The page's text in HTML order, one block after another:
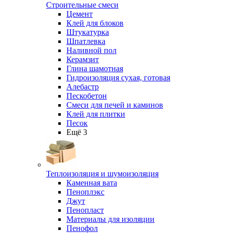
Строительные смеси
Цемент
Клей для блоков
Штукатурка
Шпатлевка
Наливной пол
Керамзит
Глина шамотная
Гидроизоляция сухая, готовая
Алебастр
Пескобетон
Смеси для печей и каминов
Клей для плитки
Песок
Ещё 3
Теплоизоляция и шумоизоляция
Каменная вата
Пеноплэкс
Джут
Пенопласт
Материалы для изоляции
Пенофол